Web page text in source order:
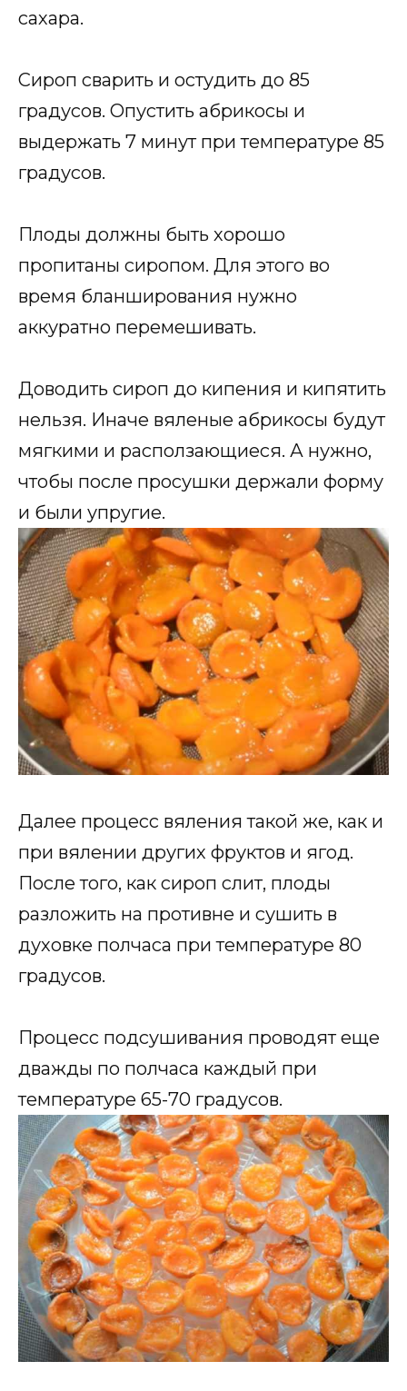
сахара.
Сироп сварить и остудить до 85
градусов. Опустить абрикосы и
выдержать 7 минут при температуре 85
градусов.
Плоды должны быть хорошо
пропитаны сиропом. Для этого во
время бланширования нужно
аккуратно перемешивать.
Доводить сироп до кипения и кипятить
нельзя. Иначе вяленые абрикосы будут
мягкими и расползающиеся. А нужно,
чтобы после просушки держали форму
и были упругие.
Далее процесс вяления такой же, как и
при вялении других фруктов и ягод.
После того, как сироп слит, плоды
разложить на противне и сушить в
духовке полчаса при температуре 80
градусов.
Процесс подсушивания проводят еще
дважды по полчаса каждый при
температуре 65-70 градусов.